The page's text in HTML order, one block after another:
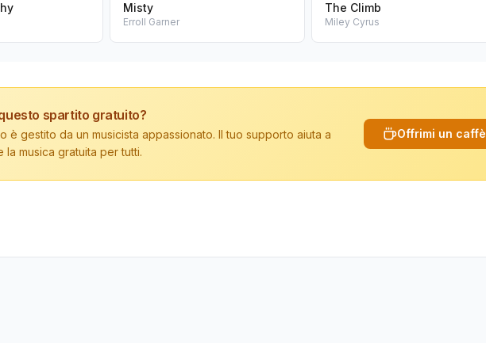
Misty
Erroll Garner
The Climb
Miley Cyrus
spartito gratuito?
è gestito da un musicista appassionato. Il tuo supporto aiuta a
la musica gratuita per tutti.
Offrimi un caffè